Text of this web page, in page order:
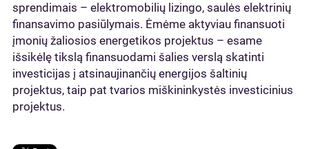
sprendimais – elektromobilių lizingo, saulės elektrinių
finansavimo pasiūlymais. Ėmėme aktyviau finansuoti
įmonių žaliosios energetikos projektus – esame
išsikėlę tikslą finansuodami šalies verslą skatinti
investicijas į atsinaujinančių energijos šaltinių
projektus, taip pat tvarios miškininkystės investicinius
projektus.